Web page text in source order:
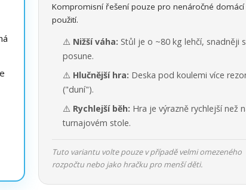
Kompromisní řešení pouze pro nenáročné domácí
použití.
⚠️ Nižší váha: Stůl je o ~80 kg lehčí, snadněji
posune.
⚠️ Hlučnější hra: Deska pod koulemi více
("duní").
⚠️ Rychlejší běh: Hra je výrazně rychlejší než
turnajovém stole.
Tuto variantu volte pouze v případě velmi omezeného
rozpočtu nebo jako hračku pro menší děti.